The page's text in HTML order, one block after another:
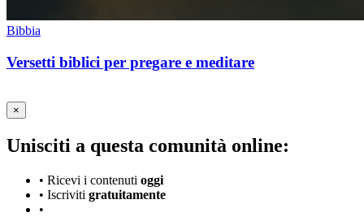
Bibbia
Versetti biblici per pregare e meditare
×
Unisciti a questa comunità online:
• Ricevi i contenuti oggi
• Iscriviti gratuitamente
•